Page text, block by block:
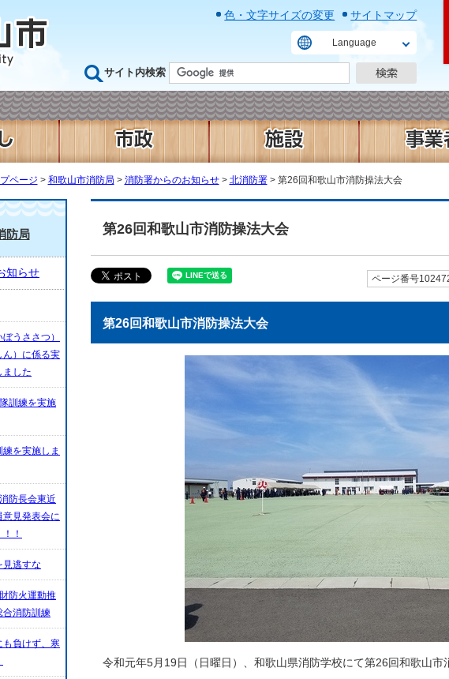
色・文字サイズの変更 サイトマップ
Language
サイト内検索
ページ > 和歌山市消防局 > 消防署からのお知らせ> 北消防署> 第26回和歌山市消防操法大会
第26回和歌山市消防操法大会
ページ番号
第26回和歌山市消防操法大会
令和元年5月19日（日曜日）、和歌山県消防学校にて第26回和歌山市
防局
知らせ
うささつ）
ん）に係る実
ました
訓練を実施
を実施しま
防長会東近
見発表会に
！
見逃すな
防火運動推
合消防訓練
も負けず、寒